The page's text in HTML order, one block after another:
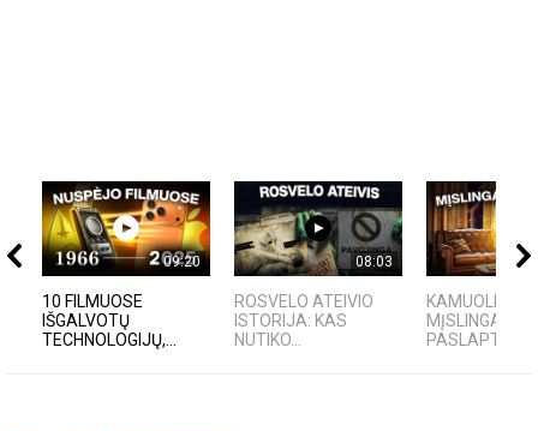
09:20
10 FILMUOSE
IŠGALVOTŲ
TECHNOLOGIJŲ,...
08:03
ROSVELO ATEIVIO
ISTORIJA: KAS
NUTIKO...
KAMUOLINIS
MĮSLINGA
PASLAPTIS